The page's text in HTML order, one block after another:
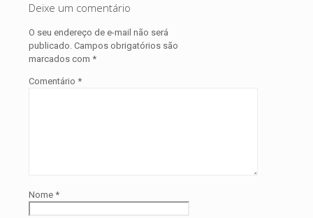
Deixe um comentário
O seu endereço de e-mail não será
publicado. Campos obrigatórios são
marcados com *
Comentário *
Nome *